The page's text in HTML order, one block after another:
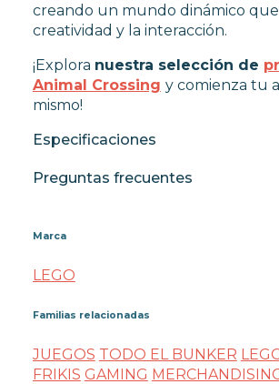
creando un mundo dinámico
creatividad y la interacción.
¡Explora nuestra selección de
Animal Crossing y comienza tu
mismo!
Especificaciones
Preguntas frecuentes
Marca
LEGO
Familias relacionadas
JUEGOS TODO EL BUNKER
FRIKIS GAMING